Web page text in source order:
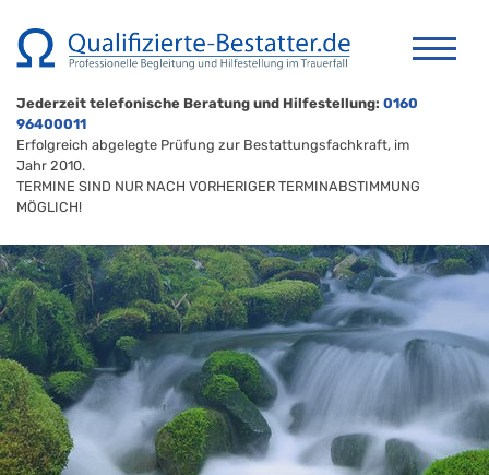
Jederzeit telefonische Beratung und Hilfestellung: 0160
96400011
Erfolgreich abgelegte Prüfung zur Bestattungsfachkraft, im
Jahr 2010.
TERMINE SIND NUR NACH VORHERIGER TERMINABSTIMMUNG
MÖGLICH!